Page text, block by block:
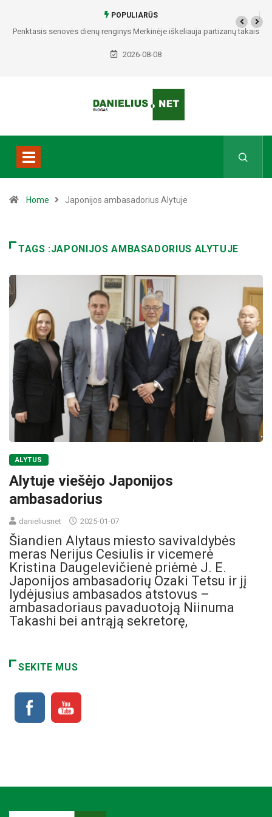
POPULIARŪS
Penktasis senovės dienų renginys Merkinėje iškeliauja partizanų takais
2026-08-08
Home Japonijos ambasadorius Alytuje
TAGS :JAPONIJOS AMBASADORIUS ALYTUJE
ALYTUS
Alytuje viešėjo Japonijos
ambasadorius
danieliusnet 2025-01-07
Šiandien Alytaus miesto savivaldybės
meras Nerijus Cesiulis ir vicemerė
Kristina Daugelevičienė priėmė J. E.
Japonijos ambasadorių Ozaki Tetsu ir jį
lydėjusius ambasados atstovus –
ambasadoriaus pavaduotoją Niinuma
Takashi bei antrąją sekretorę,
SEKITE MUS